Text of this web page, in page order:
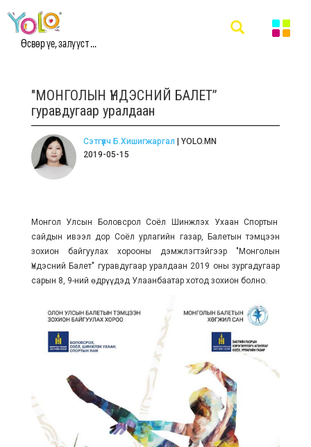
Өсвөр үе, залууст ...
"МОНГОЛЫН ҮНДЭСНИЙ БАЛЕТ”
гуравдугаар уралдаан
Сэтгүүлч Б.Хишигжаргал | YOLO.MN
2019-05-15
Монгол Улсын Боловсрол Соёл Шинжлэх Ухаан Спортын
сайдын ивээл дор Соёл урлагийн газар, Балетын тэмцээн
зохион байгуулах хорооны дэмжлэгтэйгээр "Монголын
Үндэсний Балет" гуравдугаар уралдаан 2019 оны зургадугаар
сарын 8, 9-ний өдрүүдэд Улаанбаатар хотод зохион болно.